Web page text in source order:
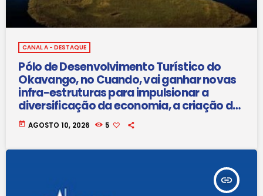
CANAL A - DESTAQUE
Pólo de Desenvolvimento Turístico do
Okavango, no Cuando, vai ganhar novas
infra-estruturas para impulsionar a
diversificação da economia, a criação de
emprego e o desenvolvimento
sustentável
today AGOSTO 10, 2026 5
insert_link